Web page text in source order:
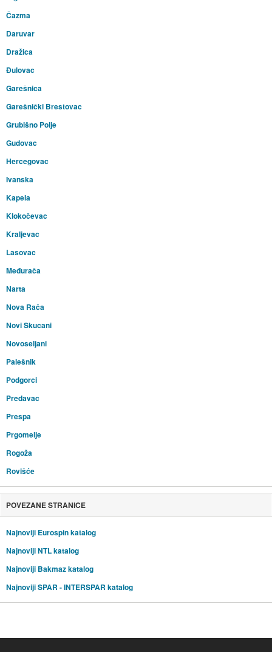
Čazma
Daruvar
Dražica
Đulovac
Garešnica
Garešnički Brestovac
Grubišno Polje
Gudovac
Hercegovac
Ivanska
Kapela
Klokočevac
Kraljevac
Lasovac
Međurača
Narta
Nova Rača
Novi Skucani
Novoseljani
Palešnik
Podgorci
Predavac
Prespa
Prgomelje
Rogoža
Rovišće
POVEZANE STRANICE
Najnoviji Eurospin katalog
Najnoviji NTL katalog
Najnoviji Bakmaz katalog
Najnoviji SPAR - INTERSPAR katalog